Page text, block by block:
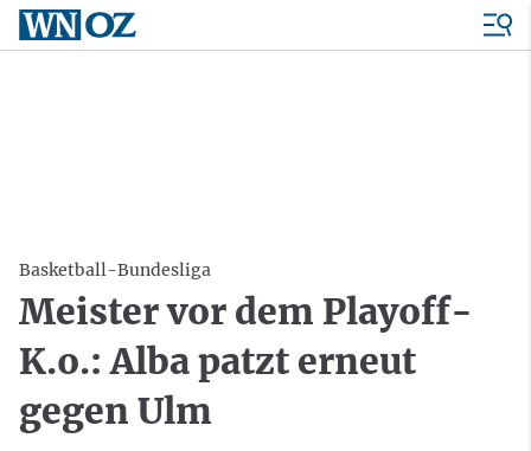
Basketball-Bundesliga
Meister vor dem Playoff-
K.o.: Alba patzt erneut
gegen Ulm